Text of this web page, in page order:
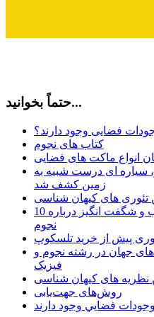
حتماً بخوانید...
فضایی وجود دارند؟
کتاب های نجوم
انواع ماکت های فضایی
سیاره ای درست شبیه به
زمین کشف شد
تئوری های کیهان شناسی
10 واقعیت عجیب و شگفت انگیز درباره
نجوم
پیش از خرید تلسکوپ
های جهان در رشته نجوم و
فیزیک
نظریه های کیهان شناسی
روش‌های جهت‌یابی